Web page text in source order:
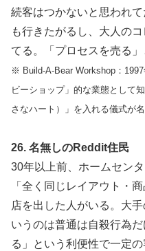
続客はつかないと思われ
も行きたがるし、大人の
てる。「プロセスを売る
※ Build-A-Bear Workshop：
ビーショップ」的な業態として
さなハート）」を入れる儀式が名
26. 名無しのReddit住民
30年以上前、ホームセン
「全く同じレイアウト・
店を出した人がいる。大
いうのは普通は自殺行為
る」という利便性で一定の